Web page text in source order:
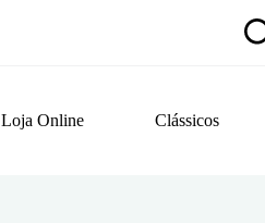
Loja Online Clássicos